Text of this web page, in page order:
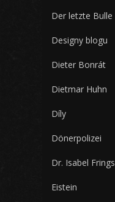
Der letzte Bulle
Designy blogu
Dieter Bonrát
Dietmar Huhn
Díly
Dönerpolizei
Dr. Isabel Frings
Eistein